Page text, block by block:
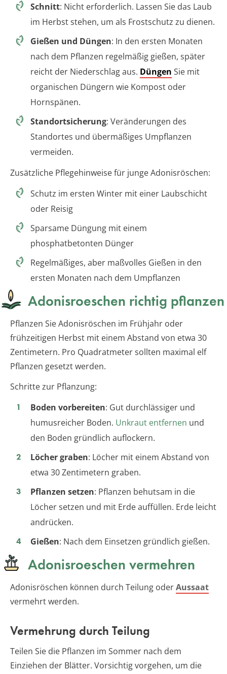
Schnitt: Nicht erforderlich. Lassen Sie das Laub
im Herbst stehen, um als Frostschutz zu dienen.
Gießen und Düngen: In den ersten Monaten
nach dem Pflanzen regelmäßig gießen, später
reicht der Niederschlag aus. Düngen Sie mit
organischen Düngern wie Kompost oder
Hornspänen.
Standortsicherung: Veränderungen des
Standortes und übermäßiges Umpflanzen
vermeiden.
Zusätzliche Pflegehinweise für junge Adonisröschen:
Schutz im ersten Winter mit einer Laubschicht
oder Reisig
Sparsame Düngung mit einem
phosphatbetonten Dünger
Regelmäßiges, aber maßvolles Gießen in den
ersten Monaten nach dem Umpflanzen
Adonisroeschen richtig pflanzen
Pflanzen Sie Adonisröschen im Frühjahr oder
frühzeitigen Herbst mit einem Abstand von etwa 30
Zentimetern. Pro Quadratmeter sollten maximal elf
Pflanzen gesetzt werden.
Schritte zur Pflanzung:
Boden vorbereiten: Gut durchlässiger und
humusreicher Boden. Unkraut entfernen und
den Boden gründlich auflockern.
Löcher graben: Löcher mit einem Abstand von
etwa 30 Zentimetern graben.
Pflanzen setzen: Pflanzen behutsam in die
Löcher setzen und mit Erde auffüllen. Erde leicht
andrücken.
Gießen: Nach dem Einsetzen gründlich gießen.
Adonisroeschen vermehren
Adonisröschen können durch Teilung oderAussaat
vermehrt werden.
Vermehrung durch Teilung
Teilen Sie die Pflanzen im Sommer nach dem
Einziehen der Blätter. Vorsichtig vorgehen, um die